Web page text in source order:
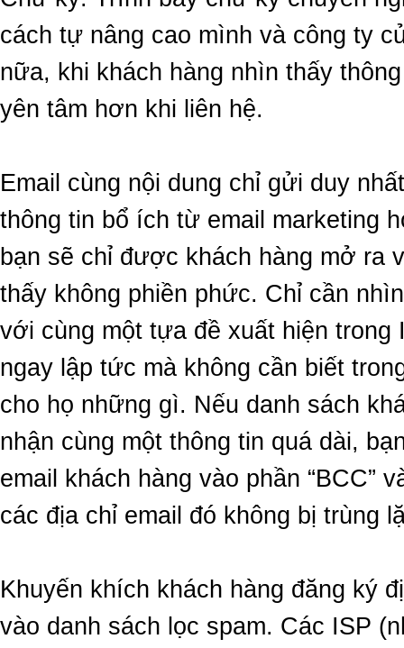
cách tự nâng cao mình và công ty
nữa, khi khách hàng nhìn thấy
yên tâm hơn khi liên hệ.
Email cùng nội dung chỉ gửi duy
thông tin bổ ích từ email marketing
bạn sẽ chỉ được khách hàng mở ra
thấy không phiền phức. Chỉ cần
với cùng một tựa đề xuất hiện trong
ngay lập tức mà không cần biết
cho họ những gì. Nếu danh sách
nhận cùng một thông tin quá dài,
email khách hàng vào phần “BCC”
các địa chỉ email đó không bị trùng
Khuyến khích khách hàng đăng ký
vào danh sách lọc spam. Các ISP